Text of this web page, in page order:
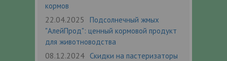
кормов
22.04.2025
Подсолнечный жмых
"АлейПрод": ценный кормовой продукт
для животноводства​
08.12.2024 Скидки на пастеризаторы